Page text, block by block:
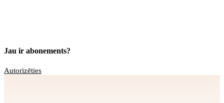
Jau ir abonements?
Autorizēties